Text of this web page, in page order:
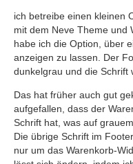
ich betreibe einen kleinen
mit dem Neve Theme und
habe ich die Option, über
anzeigen zu lassen. Der
dunkelgrau und die Schrift
Das hat früher auch gut
aufgefallen, dass der
Schrift hat, was auf
Die übrige Schrift im
nur um das Warenkorb-